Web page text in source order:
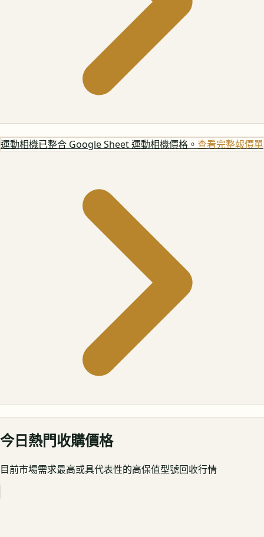
運動相機已整合 Google Sheet 運動相機價格。 查看完整報價單
今日熱門收購價格
目前市場需求最高或具代表性的高保值型號回收行情